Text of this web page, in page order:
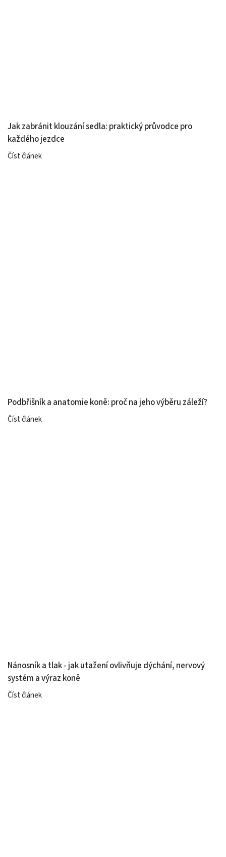
Jak zabránit klouzání sedla: praktický průvodce pro
každého jezdce
Číst článek
Podbřišník a anatomie koně: proč na jeho výběru záleží?
Číst článek
Nánosník a tlak - jak utažení ovlivňuje dýchání, nervový
systém a výraz koně
Číst článek